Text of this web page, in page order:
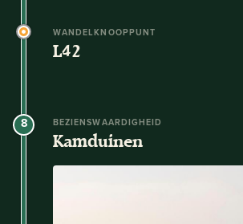
WANDELKNOOPPUNT
L42
8 BEZIENSWAARDIGHEID
Kamduinen